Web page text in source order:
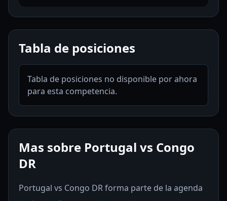
Tabla de posiciones
Tabla de posiciones no disponible por ahora
para esta competencia.
Mas sobre Portugal vs Congo
DR
Portugal vs Congo DR forma parte de la agenda